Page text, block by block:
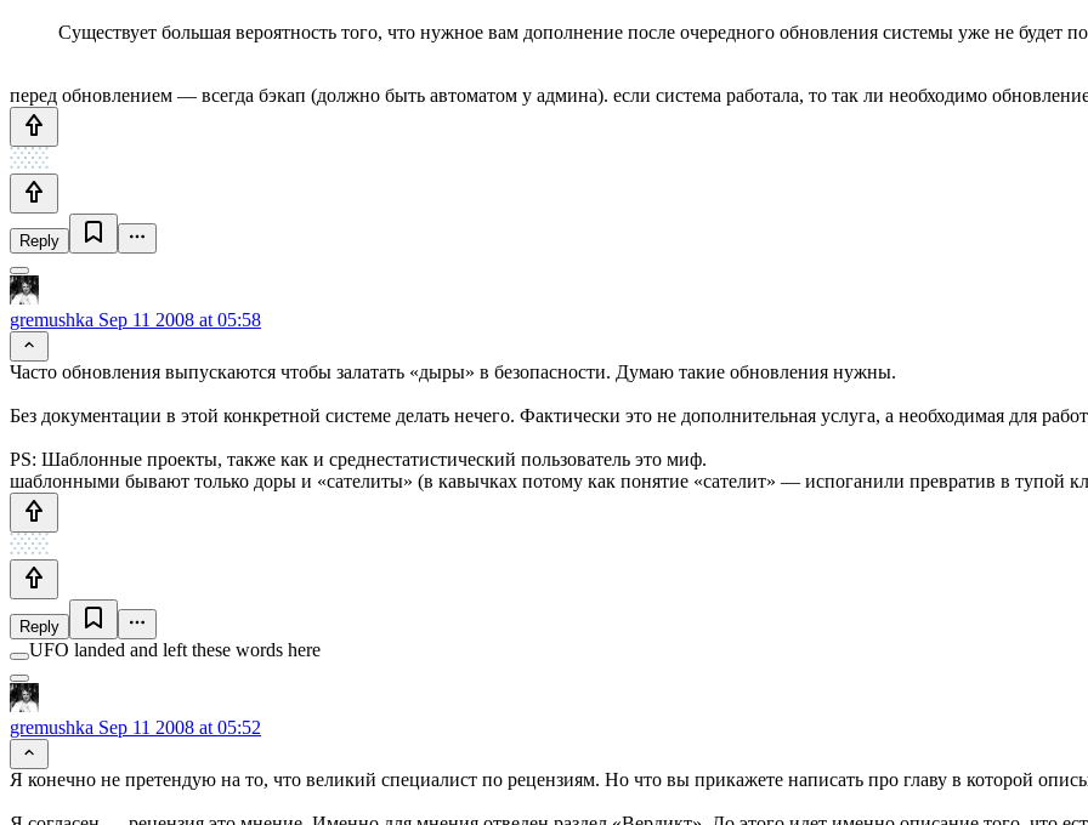
Существует большая вероятность того, что нужное вам дополнение после очередного обновления системы уже не будет
перед обновлением — всегда бэкап (должно быть автоматом у админа). если система работала, то так ли необходимо
Reply
gremushka Sep 11 2008 at 05:58
Часто обновления выпускаются чтобы залатать «дыры» в безопасности. Думаю такие обновления нужны.
Без документации в этой конкретной системе делать нечего. Фактически это не дополнительная услуга, а необходимая для
PS: Шаблонные проекты, также как и среднестатистический пользователь это миф.
шаблонными бывают только доры и «сателиты» (в кавычках потому как понятие «сателит» — испоганили превратив в тупой
Reply
UFO landed and left these words here
gremushka Sep 11 2008 at 05:52
Я конечно не претендую на то, что великий специалист по рецензиям. Но что вы прикажете написать про главу в которой